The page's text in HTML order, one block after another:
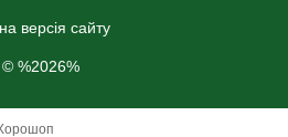
версія сайту
© %2026%